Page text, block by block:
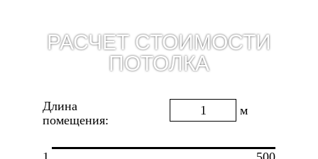
РАСЧЕТ СТОИМОСТИ
ПОТОЛКА
Длина
помещения:
м